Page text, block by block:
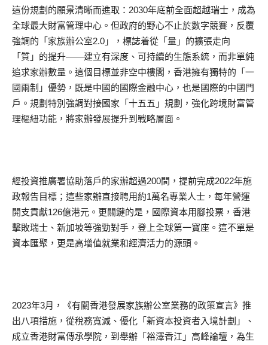
這份規劃的願景清晰而進取：2030年底前全面超越瑞士，成為
全球最大財富管理中心。但政府的野心不止於數字競賽，反覆
強調的「家族辦公室2.0」，標誌着從「量」的擴張走向
「質」的提升——建立有深度、可持續的生態系統，而非單純
追求家辦數量。這個目標並非空中樓閣，香港擁有獨特的「一
國兩制」優勢，既是中國的國際金融中心，也是國際的中國門
戶。規劃特別強調對接國家「十五五」規劃，強化跨境財富管
理樞紐功能，將家辦發展提升到戰略層面。
經投資推廣署協助落戶的家辦超過200間，提前完成2022年施
政報告目標；這些家辦直接聘用約1萬名專業人士，每年營運
開支貢獻126億港元。更關鍵的是，國際資本用腳投票，香港
擊敗瑞士、新加坡等強勁對手，登上全球第一寶座。這不單是
資本匯聚，更是高增值就業和經濟活力的源頭。
2023年3月，《有關香港發展家族辦公室業務的政策宣言》推
出八項措施，從稅務寬減、優化「新資本投資者入境計劃」、
成立香港財富傳承學院，到舉辦「裕澤香江」高峰論壇，為生